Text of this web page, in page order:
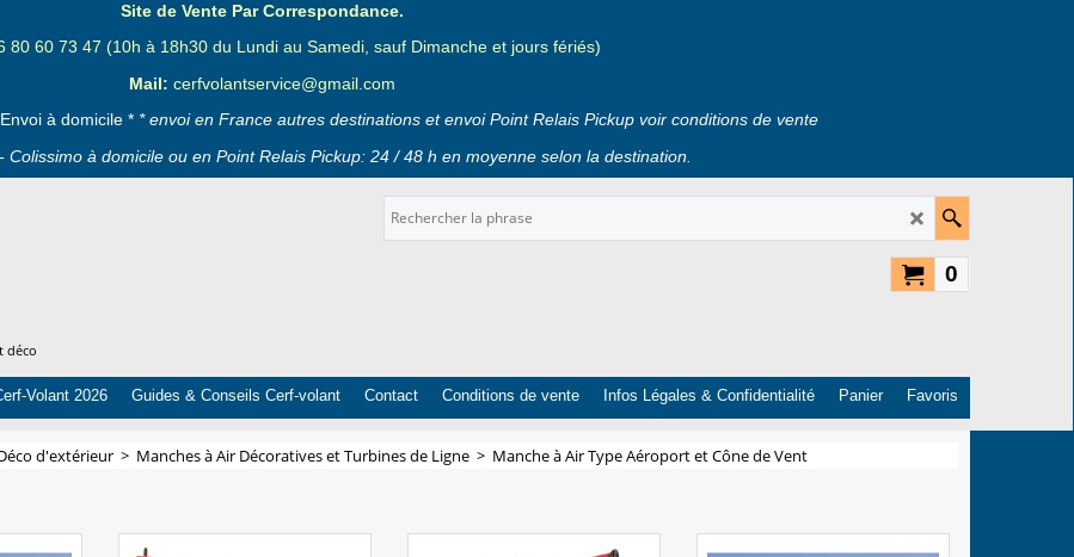
Site de Vente Par Correspondance.
80 60 73 47 (10h à 18h30 du Lundi au Samedi, sauf Dimanche et jours fériés)
Mail: cerfvolantservice@gmail.com
à domicile * * envoi en France autres destinations et envoi Point Relais Pickup voir conditions de vente
Colissimo à domicile ou en Point Relais Pickup: 24 / 48 h en moyenne selon la destination.
déco
0
Volant 2026 Guides & Conseils Cerf-volant Contact Conditions de vente Infos Légales & Confidentialité Panier Favoris
d'extérieur > Manches à Air Décoratives et Turbines de Ligne > Manche à Air Type Aéroport et Cône de Vent